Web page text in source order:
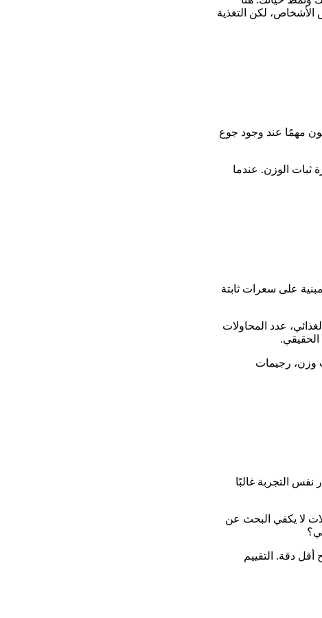
الأشخاص، لكن التغذية
مهمًا عند وجود جوع
ثبات الوزن. عندما
على سعرات ثابتة
عدد المحاولات
وزن، رجيمات
نفس التجربة غالبًا
لا يكفي البحث عن
دقة. التقييم